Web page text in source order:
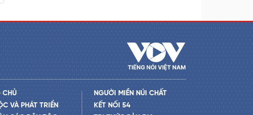
CHỦ
VÀ PHÁT TRIỂN
NGƯỜI MIỀN NÚI CHẤT
KẾT NỐI 54